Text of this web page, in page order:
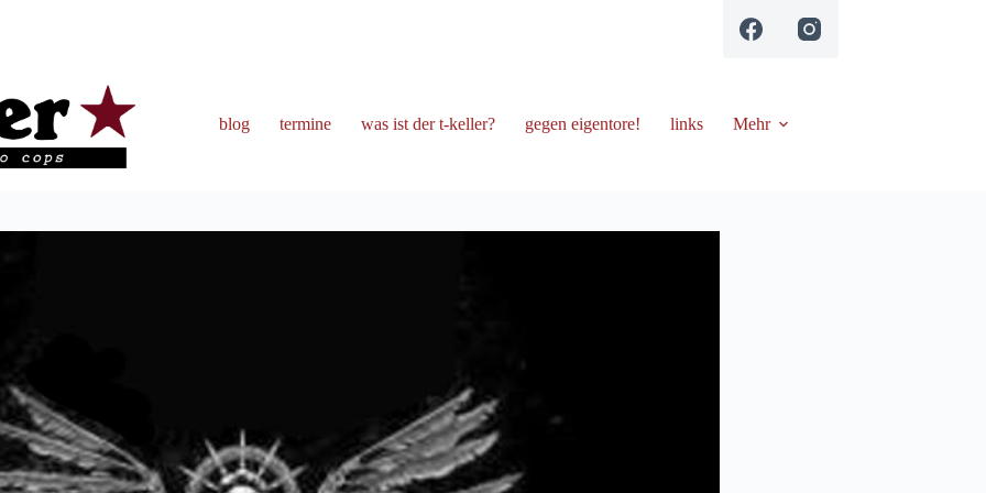
blog termine was ist der t-keller? gegen eigentore! links Mehr